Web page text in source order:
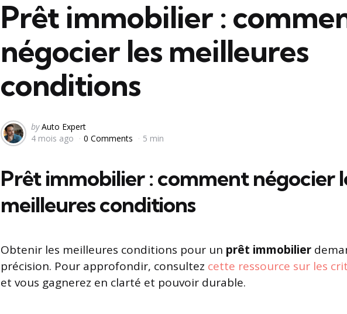
Prêt immobilier :
négocier les meilleures
conditions
Posted
by
by Auto Expert
4 mois ago
0 Comments 5 min
Prêt immobilier : comment négocier
meilleures conditions
Obtenir les meilleures conditions pour un prêt immobilier
précision. Pour approfondir, consultez cette ressource sur les
et vous gagnerez en clarté et pouvoir durable.